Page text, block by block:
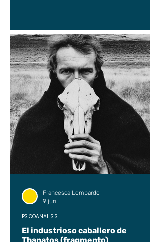
El industrioso caballero de
PSICOANÁLISIS
Francesca Lombardo
9 jun